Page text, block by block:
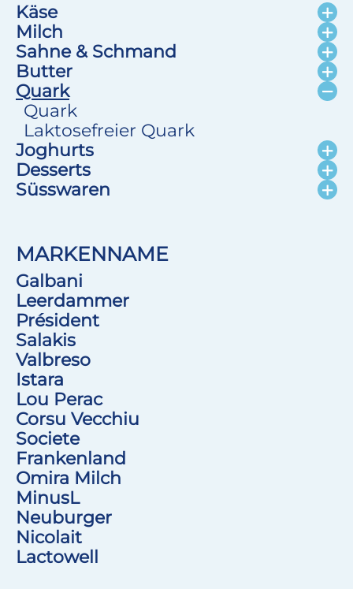
Käse
Milch
Sahne & Schmand
Butter
Quark
Quark
Laktosefreier Quark
Joghurts
Desserts
Süsswaren
MARKENNAME
Galbani
Leerdammer
Président
Salakis
Valbreso
Istara
Lou Perac
Corsu Vecchiu
Societe
Frankenland
Omira Milch
MinusL
Neuburger
Nicolait
Lactowell